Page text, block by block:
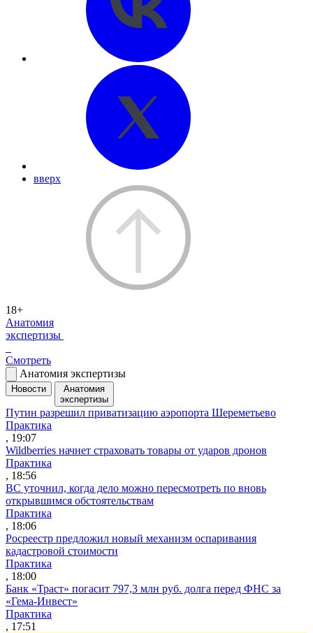
вверх
18+
Анатомия
экспертизы
Смотреть
Анатомия экспертизы
Новости
Анатомия
экспертизы
Путин разрешил приватизацию аэропорта Шереметьево
Практика
, 19:07
Wildberries начнет страховать товары от ударов дронов
Практика
, 18:56
ВС уточнил, когда дело можно пересмотреть по вновь
открывшимся обстоятельствам
Практика
, 18:06
Росреестр предложил новый механизм оспаривания
кадастровой стоимости
Практика
, 18:00
Банк «Траст» погасит 797,3 млн руб. долга перед ФНС за
«Гема-Инвест»
Практика
, 17:51